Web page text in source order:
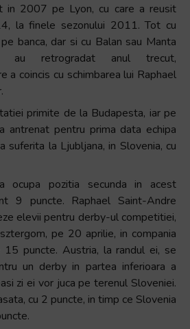
in 2007 pe Lyon, cu care a reusit
la finele sezonului 2011. Tot cu
banca, dar si cu Balan sau Manta
au retrogradat anul trecut,
a coincis cu schimbarea lui Raphael
primite de la Budapesta, iar pe
pentru prima data echipa
suferita la Ljubljana, in Slovenia, cu
ocupa pozitia secunda in acest
9 puncte. Raphael Saint-Andre
elevii pentru derby-ul competitiei,
pe 20 aprilie, in compania
15 puncte. Austria, la randul ei, se
un derby in partea inferioara a
zi ei vor juca pe terenul Sloveniei.
cu 2 puncte, in timp ce Slovenia